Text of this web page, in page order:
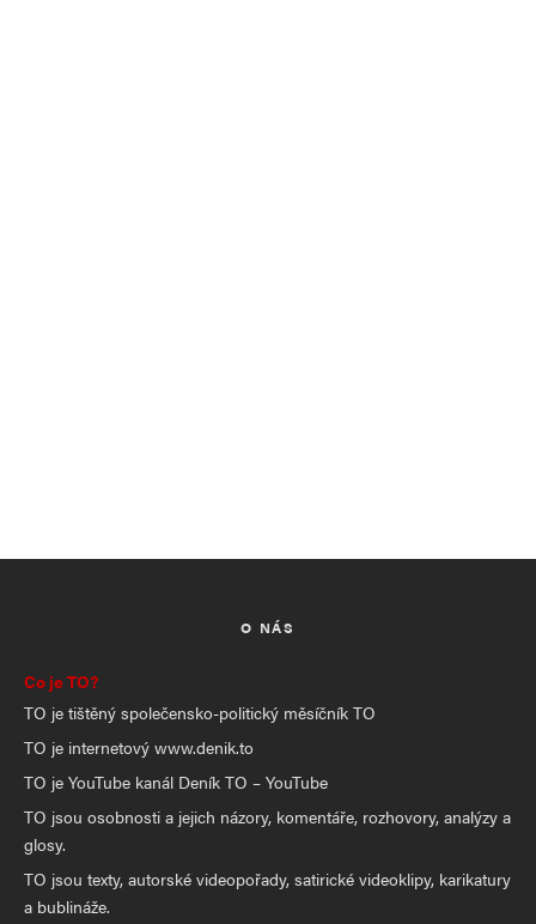
O NÁS
Co je TO?
TO je tištěný společensko-politický měsíčník TO
TO je internetový www.denik.to
TO je YouTube kanál Deník TO – YouTube
TO jsou osobnosti a jejich názory, komentáře, rozhovory, analýzy a
glosy.
TO jsou texty, autorské videopořady, satirické videoklipy, karikatury
a bublináže.